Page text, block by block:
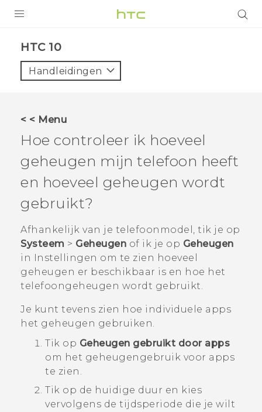
VIVE
AANBIEDINGEN
HTC Club
SUPPORT
HTC-apparaten & -accessoires
VIVERSE
Aanmelden
HTC 10‎
Handleidingen
< < Menu
Hoe controleer ik hoeveel
geheugen mijn telefoon heeft
en hoeveel geheugen wordt
gebruikt?
Afhankelijk van je telefoonmodel, tik je op
Systeem > Geheugen of ik je op Geheugen
in
Instellingen om te zien hoeveel
geheugen er beschikbaar is en hoe het
telefoongeheugen wordt gebruikt.
Je kunt tevens zien hoe individuele apps
het geheugen gebruiken.
Tik op Geheugen gebruikt door apps
om het geheugengebruik voor apps
te zien.
Tik op de huidige duur en kies
vervolgens de tijdsperiode die je wilt